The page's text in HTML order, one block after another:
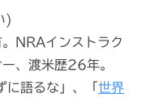
)
NRAインストラク
、渡米歴26年。
語るな」、「 世界